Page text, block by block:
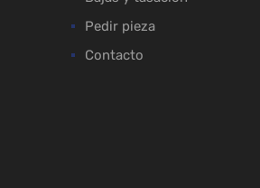
Pedir pieza
Contacto